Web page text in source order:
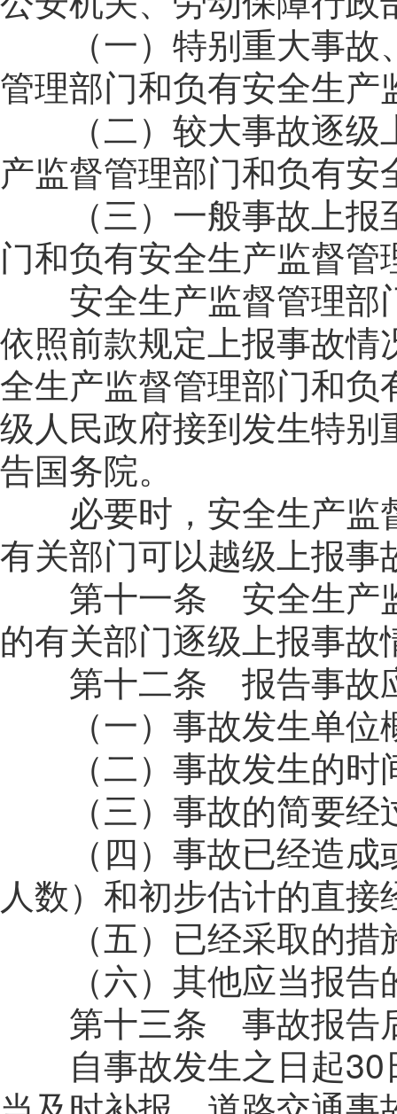
（一）特别重大事故
管理部门和负有安全生
（二）较大事故逐级
产监督管理部门和负有
（三）一般事故上报
门和负有安全生产监督
安全生产监督管理部
依照前款规定上报事故
全生产监督管理部门和
级人民政府接到发生特
告国务院。
必要时，安全生产监
有关部门可以越级上报事
第十一条 安全生产监
的有关部门逐级上报事
第十二条 报告事故
（一）事故发生单位
（二）事故发生的时
（三）事故的简要经
（四）事故已经造成
人数）和初步估计的直接
（五）已经采取的措
（六）其他应当报告
第十三条 事故报告后
自事故发生之日起30